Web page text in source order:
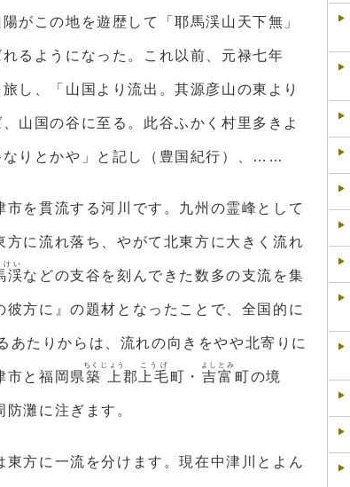
がこの地を遊歴して「耶馬渓山天下無」
るようになった。これ以前、元禄七年
し、「山国より流出。其源彦山の東より
山国の谷に至る。此谷ふかく村里多きよ
なりとかや」と記し（豊国紀行）、……
を貫流する河川です。九州の霊峰として
方に流れ落ち、やがて北東方に大きく流れ
渓
い
などの支谷を刻んできた数多の支流を集
方に』の題材となったことで、全国的に
あたりからは、流れの向きをやや北寄りに
市と福岡県築上
ちくじょう
郡 上毛
こうげ
町・ 吉富
よしとみ
町の境
灘に注ぎます。
方に一流を分けます。現在中津川とよん